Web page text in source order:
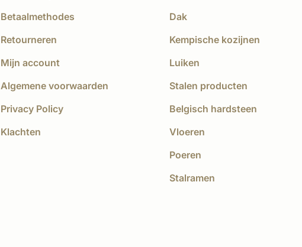
Betaalmethodes
Retourneren
Mijn account
Algemene voorwaarden
Privacy Policy
Klachten
Dak
Kempische kozijnen
Luiken
Stalen producten
Belgisch hardsteen
Vloeren
Poeren
Stalramen